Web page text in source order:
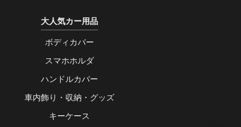
大人気カー用品
ボディカバー
スマホホルダ
ハンドルカバー
車内飾り・収納・グッズ
キーケース